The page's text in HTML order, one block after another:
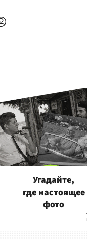
Угадайте,
где настоящее
фото